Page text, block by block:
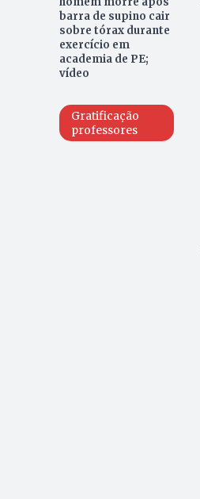
barra de supino cair
sobre tórax durante
exercício em
academia de PE;
vídeo
Gratificação
professores